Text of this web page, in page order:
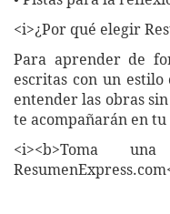
<i>¿Por qué elegir
Para aprender de
escritas con un
entender las obras
te acompañarán en
<i><b>Toma